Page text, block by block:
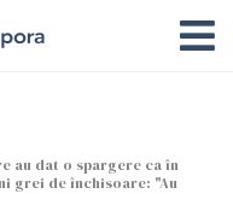
au dat o spargere ca în
grei de închisoare: "Au